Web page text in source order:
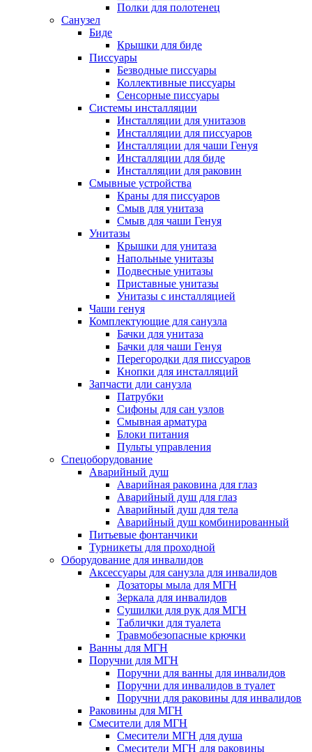
Полки для полотенец
Санузел
Биде
Крышки для биде
Писсуары
Безводные писсуары
Коллективные писсуары
Сенсорные писсуары
Системы инсталляции
Инсталляции для унитазов
Инсталляции для писсуаров
Инсталляции для чаши Генуя
Инсталляции для биде
Инсталляции для раковин
Смывные устройства
Краны для писсуаров
Смыв для унитаза
Смыв для чаши Генуя
Унитазы
Крышки для унитаза
Напольные унитазы
Подвесные унитазы
Приставные унитазы
Унитазы с инсталляцией
Чаши генуя
Комплектующие для санузла
Бачки для унитаза
Бачки для чаши Генуя
Перегородки для писсуаров
Кнопки для инсталляций
Запчасти дли санузла
Патрубки
Сифоны для сан узлов
Смывная арматура
Блоки питания
Пульты управления
Спецоборудование
Аварийный душ
Аварийная раковина для глаз
Аварийный душ для глаз
Аварийный душ для тела
Аварийный душ комбинированный
Питьевые фонтанчики
Турникеты для проходной
Оборудование для инвалидов
Аксессуары для санузла для инвалидов
Дозаторы мыла для МГН
Зеркала для инвалидов
Сушилки для рук для МГН
Таблички для туалета
Травмобезопасные крючки
Ванны для МГН
Поручни для МГН
Поручни для ванны для инвалидов
Поручни для инвалидов в туалет
Поручни для раковины для инвалидов
Раковины для МГН
Смесители для МГН
Смесители МГН для душа
Смесители МГН для раковины